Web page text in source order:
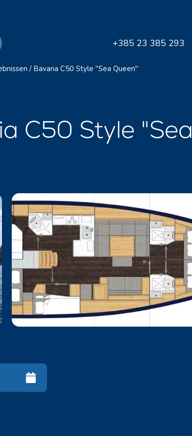
+385 23 385 293
/ Bavaria C50 Style "Sea Queen"
C50 Style "Sea